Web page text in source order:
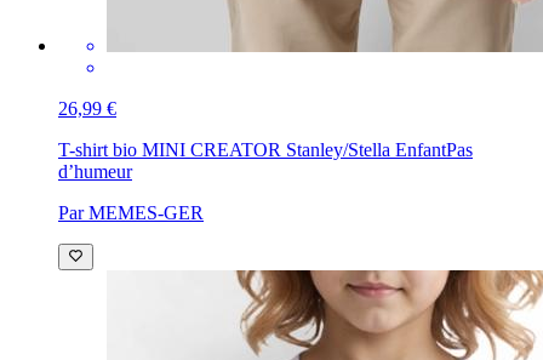
26,99 €
T-shirt bio MINI CREATOR Stanley/Stella EnfantPas
d’humeur
Par MEMES-GER